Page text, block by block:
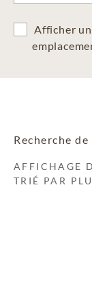
Afficher
Recherche de
AFFICHAGE
TRIÉ PAR